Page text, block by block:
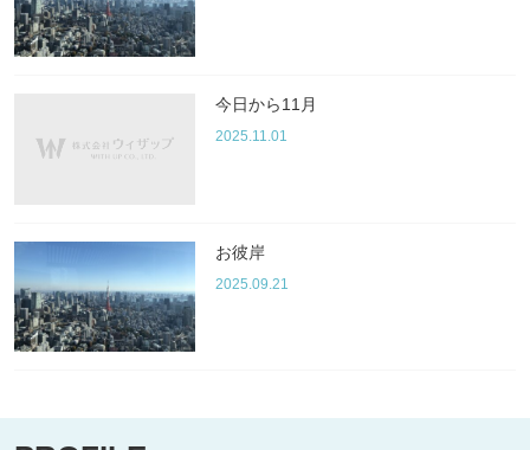
今日から11月
2025.11.01
お彼岸
2025.09.21